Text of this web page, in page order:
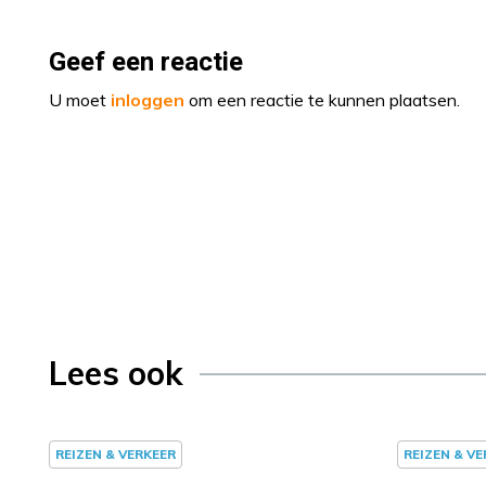
Geef een reactie
U moet inloggen om een reactie te kunnen plaatsen.
Lees ook
REIZEN & VERKEER REIZEN &